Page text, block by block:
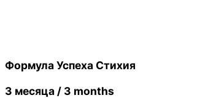
Формула Успеха Стихия
3 месяца / 3 months